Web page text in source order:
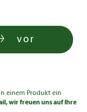
vor
einem Produkt ein
wir freuen uns auf Ihre